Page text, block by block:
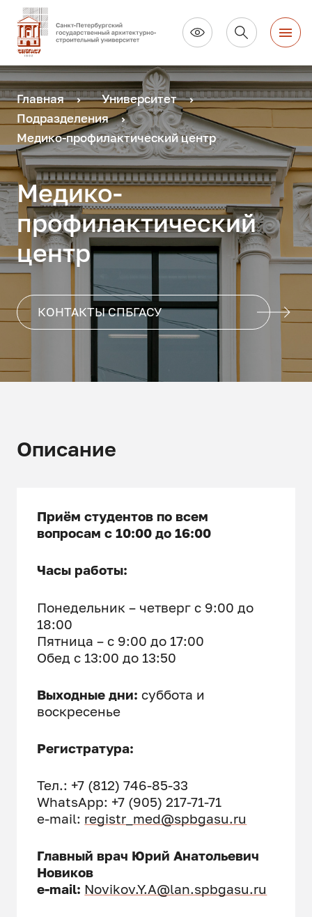
Главная
Университет
Подразделения
Медико-профилактический центр
Медико-
профилактический
центр
КОНТАКТЫ СПБГАСУ
Описание
Приём студентов по всем
вопросам с 10:00 до 16:00
Часы работы:
Понедельник – четверг с 9:00 до
18:00
Пятница – с 9:00 до 17:00
Обед с 13:00 до 13:50
Выходные дни: суббота и
воскресенье
Регистратура:
Тел.: +7 (812) 746-85-33
WhatsApp: +7 (905) 217-71-71
e-mail: registr_med@spbgasu.ru
Главный врач Юрий Анатольевич
Новиков
e-mail: Novikov.Y.A@lan.spbgasu.ru